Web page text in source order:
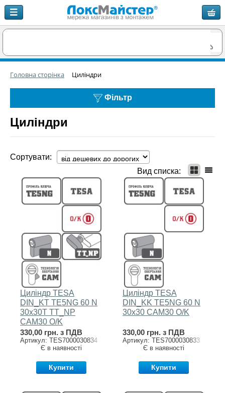
Головна сторінка Циліндри
Фільтр
Циліндри
Сортувати:
Вид списка:
Циліндр TESA
DIN_KT TE5NG 60 N
30x30T TT_NP
CAM30 O/K
330,00 грн. з ПДВ
Артикул: TES7000030834
Є в наявності
Купити
Циліндр TESA
DIN_KK TE5NG 60 N
30x30 CAM30 O/K
330,00 грн. з ПДВ
Артикул: TES7000030833
Є в наявності
Купити